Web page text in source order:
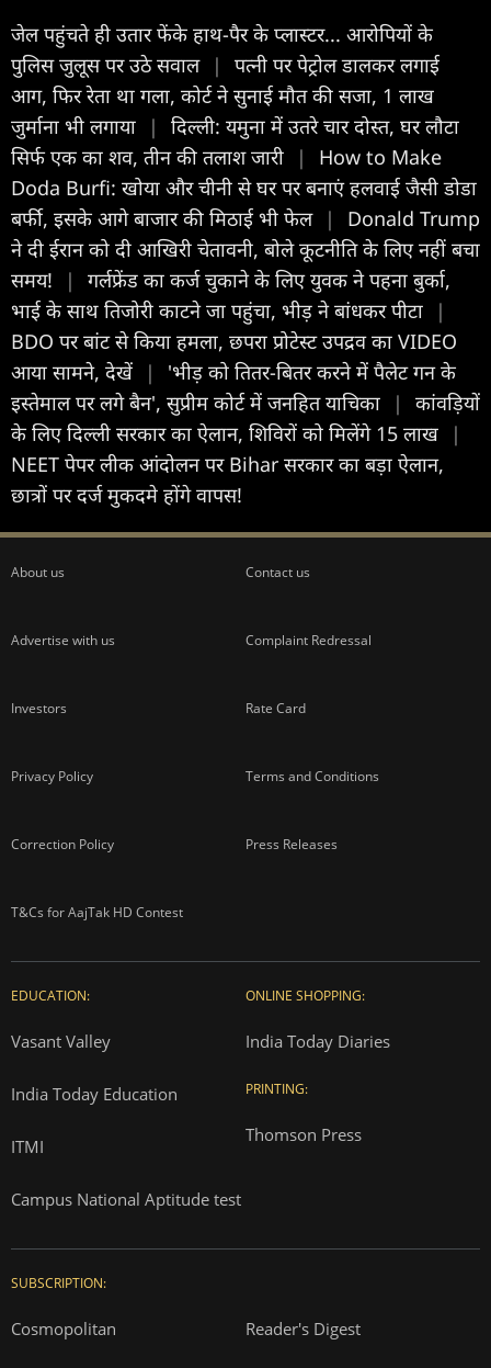
जेल पहुंचते ही उतार फेंके हाथ-पैर के प्लास्टर... आरोपियों के
पुलिस जुलूस पर उठे सवाल |
पत्नी पर पेट्रोल डालकर लगाई
आग, फिर रेता था गला, कोर्ट ने सुनाई मौत की सजा, 1 लाख
जुर्माना भी लगाया
|
दिल्ली: यमुना में उतरे चार दोस्त, घर लौटा
सिर्फ एक का शव, तीन की तलाश जारी
|
How to Make
Doda Burfi: खोया और चीनी से घर पर बनाएं हलवाई जैसी डोडा
बर्फी, इसके आगे बाजार की मिठाई भी फेल |
Donald Trump
ने दी ईरान को दी आखिरी चेतावनी, बोले कूटनीति के लिए नहीं बचा
समय!
|
गर्लफ्रेंड का कर्ज चुकाने के लिए युवक ने पहना बुर्का,
भाई के साथ तिजोरी काटने जा पहुंचा, भीड़ ने बांधकर पीटा
|
BDO पर बांट से किया हमला, छपरा प्रोटेस्ट उपद्रव का VIDEO
आया सामने, देखें
|
'भीड़ को तितर-बितर करने में पैलेट गन के
इस्तेमाल पर लगे बैन', सुप्रीम कोर्ट में जनहित याचिका
|
कांवड़ियों
के लिए दिल्ली सरकार का ऐलान, शिविरों को मिलेंगे 15 लाख
|
NEET पेपर लीक आंदोलन पर Bihar सरकार का बड़ा ऐलान,
छात्रों पर दर्ज मुकदमे होंगे वापस!
About us Contact us
Advertise with us Complaint Redressal
Investors Rate Card
Privacy Policy Terms and Conditions
Correction Policy Press Releases
T&Cs for AajTak HD Contest
EDUCATION:
Vasant Valley
India Today Education
ITMI
Campus National Aptitude test
ONLINE SHOPPING:
India Today Diaries
PRINTING:
Thomson Press
SUBSCRIPTION:
Cosmopolitan Reader's Digest